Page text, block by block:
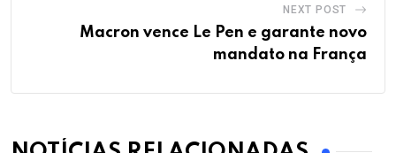
NEXT POST
Macron vence Le Pen e garante novo
mandato na França